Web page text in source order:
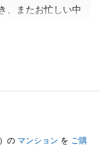
、またお忙しい中
することができ、
大変嬉しく思いま
光栄でございま
）の マンション を ご購